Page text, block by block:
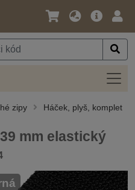
Jazyk
Měna
Hlavní
zipy Háček, plyš, komplet
mm elastický